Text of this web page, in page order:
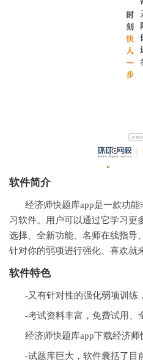
软件简介
经济师快题库app是一款功
习软件。用户可以通过它学习更
选择、全新功能、名师在线指导
针对你的弱项进行强化、喜欢就
软件特色
-又有针对性的强化弱项训练
-考试资料丰富，免费试用、
经济师快题库app下载经济师
-试题库巨大，软件囊括了目